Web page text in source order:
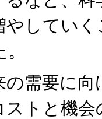
やしてい
の需要に
ストと機